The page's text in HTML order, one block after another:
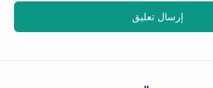
إرسال تعليق